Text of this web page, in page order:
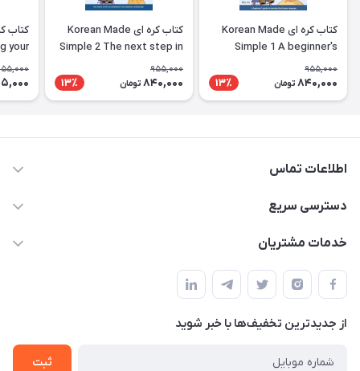
کتاب کره ای Korean Made
Simple 1 A beginner's
guide to learning the
Korean language
955,000
840,000 تومان 13٪
کتاب کره ای Korean Made
Simple 2 The next step in
learning the Korean
language
955,000
840,000 تومان 13٪
your
the
اطلاعات تماس
09371742423
طبقه بالای دنیای لبنیات (مراجعه حضوری فقط در صورت هماهنگی
قبلی با شماره ۰۹۳۷۱۷۴۲۴۲۳ امکان پذیر است)
دسترسی سریع
حساب کاربری
لیست محصولات
درباره ما
خدمات مشتریان
قوانین و مقررات
حریم خصوصی
راهنما
از جدید‌ترین تخفیف‌ها با‌ خبر شوید
ثبت